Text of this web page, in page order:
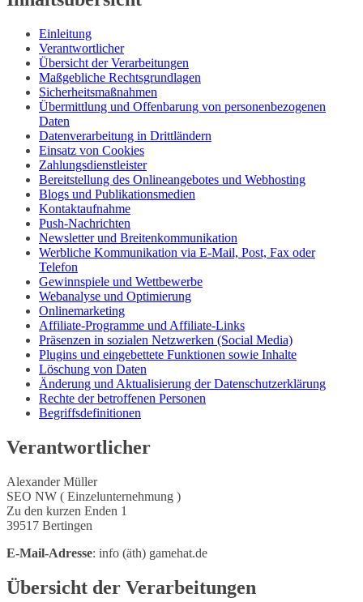
Einleitung
Verantwortlicher
Übersicht der Verarbeitungen
Maßgebliche Rechtsgrundlagen
Sicherheitsmaßnahmen
Übermittlung und Offenbarung von personenbezogenen
Daten
Datenverarbeitung in Drittländern
Einsatz von Cookies
Zahlungsdienstleister
Bereitstellung des Onlineangebotes und Webhosting
Blogs und Publikationsmedien
Kontaktaufnahme
Push-Nachrichten
Newsletter und Breitenkommunikation
Werbliche Kommunikation via E-Mail, Post, Fax oder
Telefon
Gewinnspiele und Wettbewerbe
Webanalyse und Optimierung
Onlinemarketing
Affiliate-Programme und Affiliate-Links
Präsenzen in sozialen Netzwerken (Social Media)
Plugins und eingebettete Funktionen sowie Inhalte
Löschung von Daten
Änderung und Aktualisierung der Datenschutzerklärung
Rechte der betroffenen Personen
Begriffsdefinitionen
Verantwortlicher
Alexander Müller
SEO NW ( Einzelunternehmung )
Zu den kurzen Enden 1
39517 Bertingen
E-Mail-Adresse: info (äth) gamehat.de
Übersicht der Verarbeitungen